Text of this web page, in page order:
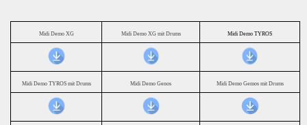
Midi Demo XG Midi Demo XG mit Drums Midi Demo TYROS
Midi Demo TYROS mit Drums Midi Demo Genos Midi Demo Gemos mit Drums